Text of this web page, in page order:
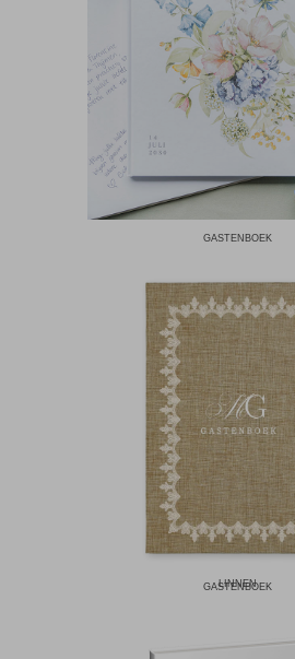
GASTENBOEK
GASTENBOEK
LINNEN